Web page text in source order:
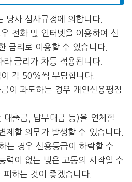
당사 심사규정에 의합니다.
전화 및 인터넷을 이용하여 신
금리로 이용할 수 있습니다.
금리가 차등 적용됩니다.
각 50%씩 부담합니다.
이 과도하는 경우 개인신용평점
대출금, 납부대금 등)을 연체할
제할 의무가 발생할 수 있습니다.
는 경우 신용등급이 하락할 수
력이 없는 빚은 고통의 시작일 수
하는 것이 좋겠습니다.